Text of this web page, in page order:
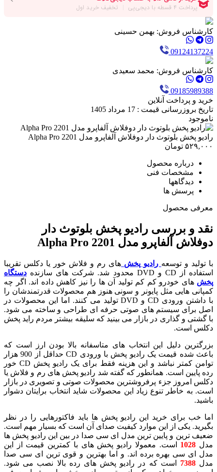
کارشناس فروش: بهمن حسینی
09124137224
کارشناس فروش: محمد سعیدی
09185989388
خرید و پرداخت آنلاین
تاریخ بروزرسانی قیمت : 17 مرداد 1405
ناموجود
رادیو پخش بلوتوث دار دوفلاش آلفاپرو مدل 2201 Alpha Pro
۵۲۹,۰۰۰ تومان
درباره محصول
مشخصات فنی
دیدگاهها
پرسش ها
معرفی محصول
نقد و بررسی رادیو پخش بلوتوث دار
دوفلاش آلفاپرو مدل 2201 Alpha Pro
با تولید و توسعه رادیو پخش های رم و فلاش خور یا دکلس تقریبا
استفاده از CD و DVD محدود شد. شرکت های سازنده
دستگاه
پخش های خودرو کم کم تولید آن ها را نیز کاهش داده اند. اگر چه
کمپانی هایی مثل پایونر و سونی هنوز هم محصولات قدرتمندشان را
با داشتن ورودی CD و DVD تولید می کنند. اما این محصولات در
اصل برای سیستم های صوتی حرفه ای طراحی و ساخته می شود.
با گشتی و گذاری در بازار می بینید که سلیقه بیشتر مردم راید پخش
دکلس است.
بزرگترین دلیل این انتخاب های متاسفانه بالا بودن ارز است که
باعث شده قیمت یک رادیو پخش با ورودی CD حداقل از 900 هزار
توامن کمتر نباشد و این هزینه فقط برای یک رادیو پخش CD خور
رده پایین است. همانطور که گفته شد رادیو پخش های رم و فلاش یا
دکلس امروز جزء پرفروشترین محصولات صوتی و تصویری در بازار
است. به خاطر تنوع زیاد این محصولات شاید انتخاب برایتان دشوار
باشید.
اما خب برای خرید این رادیو پخش ها باید فاکتورهایی را در نظر
بگیرید. یکی از این موارد کیفیت صدای آن است که بسیار مهم است.
ضعیف ترین و پایین ترین مدل ای سی صدا در بین این رادیو پخش ها
مدل 1028
است. معمولا رادیو پخش های با کمترین قیمت از این
مدل ای سی بهره برده اند. و اما بهترین و قوی ترین ای سی صدا
مدل7388
است که در رادیو پخش های رده بالا نصب می شود.